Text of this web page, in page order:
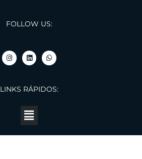
FOLLOW US:
LINKS RÁPIDOS: